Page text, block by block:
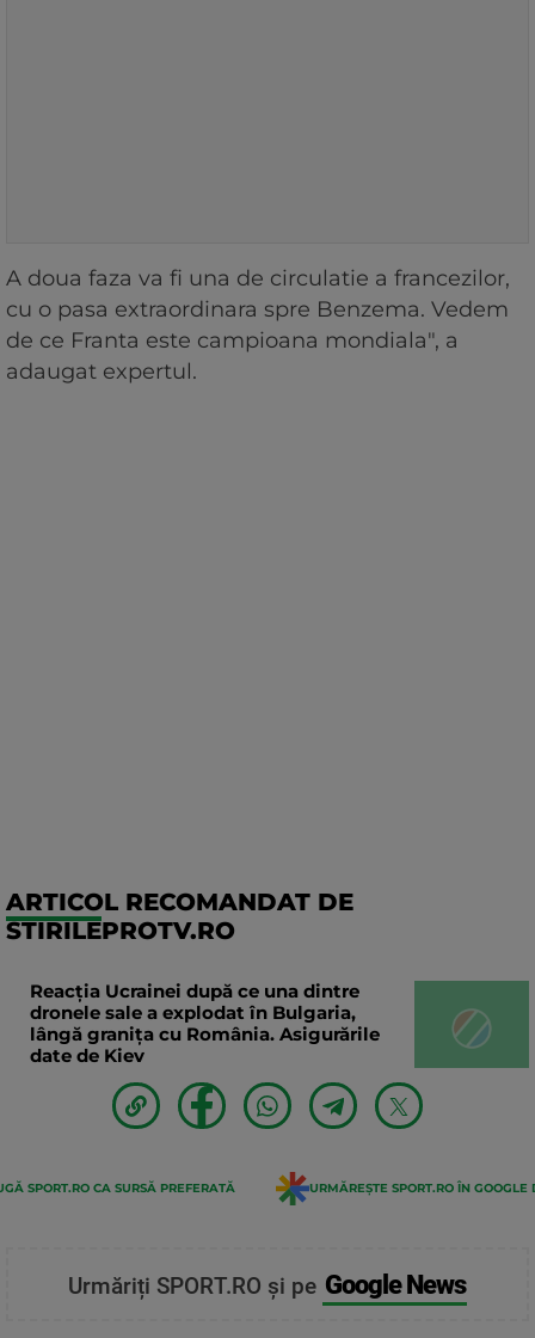
A doua faza va fi una de circulatie a francezilor,
cu o pasa extraordinara spre Benzema. Vedem
de ce Franta este campioana mondiala", a
adaugat expertul.
ARTICOL RECOMANDAT DE
STIRILEPROTV.RO
Reacția Ucrainei după ce una dintre
dronele sale a explodat în Bulgaria,
lângă granița cu România. Asigurările
date de Kiev
SPORT.RO CA SURSĂ PREFERATĂ URMĂREȘTE SPORT.RO ÎN GOOGLE
Urmăriți SPORT.RO și pe Google News